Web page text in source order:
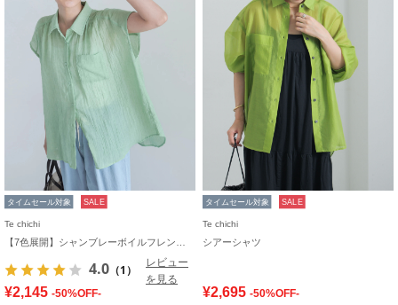
タイムセール対象 SALE
Te chichi
4.0 （1）
レビュー
を見る
¥2,145 -50%OFF-
タイムセール対象 SALE
Te chichi
シアーシャツ
¥2,695 -50%OFF-